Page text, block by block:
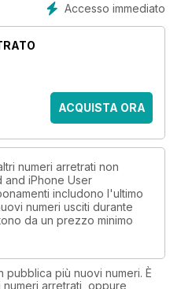
Accesso immediato
ACQUISTA ORA
numeri arretrati non
and iPhone User
includono l'ultimo
numeri usciti durante
da un prezzo minimo
più nuovi numeri. È
arretrati, oppure